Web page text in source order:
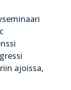
ajoissa,